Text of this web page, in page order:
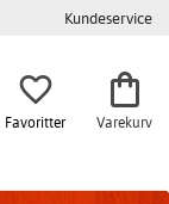
Kundeservice
Favoritter Varekurv